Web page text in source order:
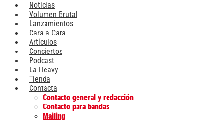
Noticias
Volumen Brutal
Lanzamientos
Cara a Cara
Artículos
Conciertos
Podcast
La Heavy
Tienda
Contacta
Contacto general y redacción
Contacto para bandas
Mailing